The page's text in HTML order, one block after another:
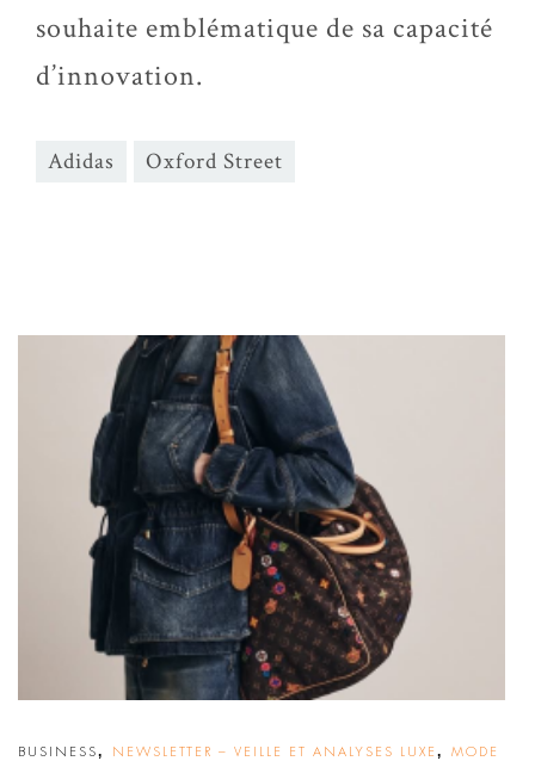
souhaite emblématique de sa capacité
d’innovation.
Adidas Oxford Street
BUSINESS, NEWSLETTER – VEILLE ET ANALYSES LUXE , MODE